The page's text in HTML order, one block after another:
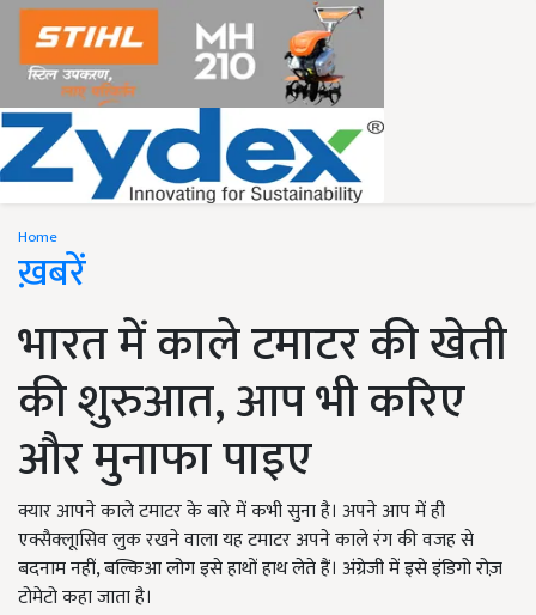
Home
ख़बरें
भारत में काले टमाटर की खेती
की शुरुआत, आप भी करिए
और मुनाफा पाइए
क्यार आपने काले टमाटर के बारे में कभी सुना है। अपने आप में ही
एक्सैक्लूासि‍व लुक रखने वाला यह टमाटर अपने काले रंग की वजह से
बदनाम नहीं, बल्किआ‍ लोग इसे हाथों हाथ लेते हैं। अंग्रेजी में इसे इंडि‍गो रोज़
टोमेटो कहा जाता है।